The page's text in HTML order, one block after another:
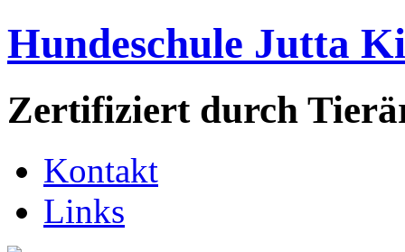
Hundeschule Jutta
Zertifiziert durch
Kontakt
Links